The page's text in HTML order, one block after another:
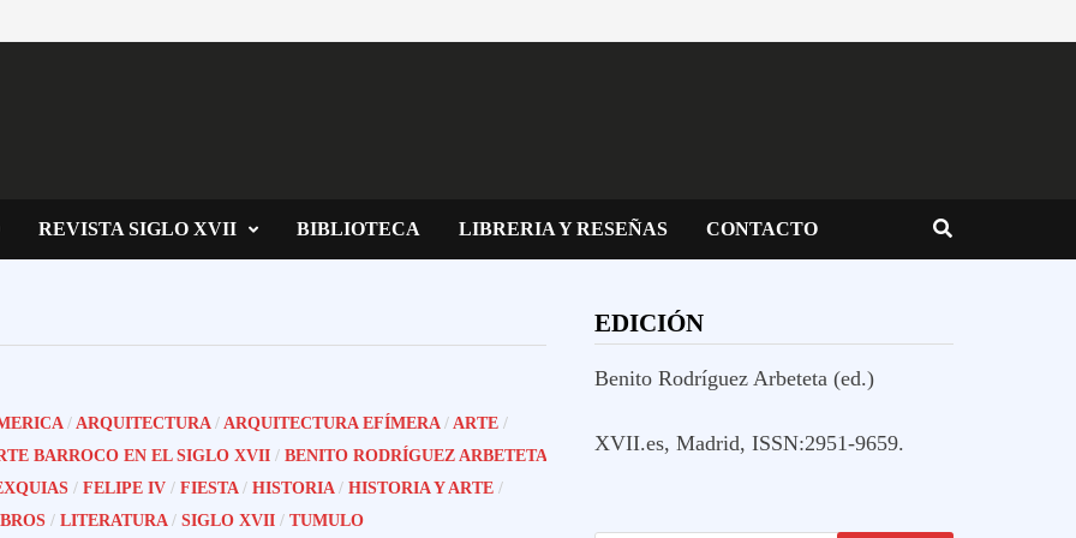
REVISTA SIGLO XVII BIBLIOTECA LIBRERIA Y RESEÑAS CONTACTO
/ ARQUITECTURA/ ARQUITECTURA EFÍMERA/ ARTE/
BARROCO EN EL SIGLO XVII/ BENITO RODRÍGUEZ ARBETETA
/ FELIPE IV/ FIESTA/ HISTORIA/ HISTORIA Y ARTE/
/ LITERATURA/ SIGLO XVII/ TUMULO
EDICIÓN
Benito Rodríguez Arbeteta (ed.)
XVII.es, Madrid, ISSN:2951-9659.